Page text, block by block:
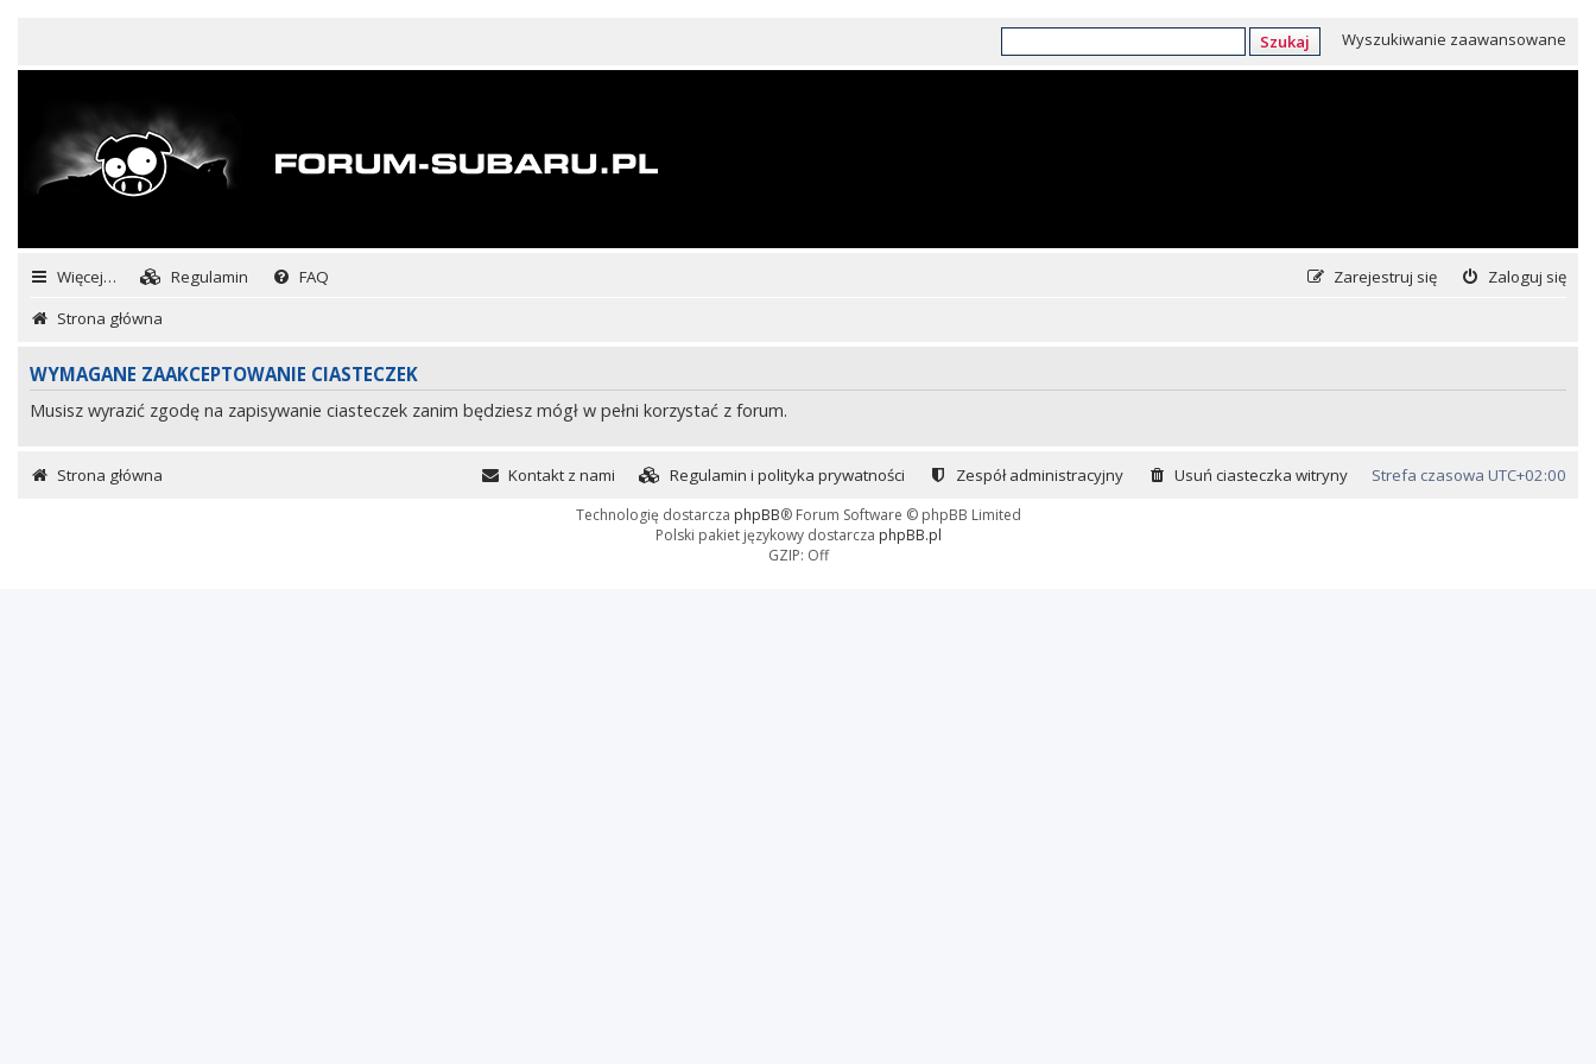
Szukaj Wyszukiwanie zaawansowane
Więcej… Regulamin FAQ Zaloguj się
Zarejestruj się
Strona główna
WYMAGANE ZAAKCEPTOWANIE CIASTECZEK
Musisz wyrazić zgodę na zapisywanie ciasteczek zanim będziesz mógł w pełni korzystać z forum.
Strona główna Strefa czasowa UTC+02:00
Usuń ciasteczka witryny
Zespół administracyjny
Regulamin i polityka prywatności
Kontakt z nami
Technologię dostarcza phpBB® Forum Software © phpBB Limited
Polski pakiet językowy dostarcza phpBB.pl
GZIP: Off